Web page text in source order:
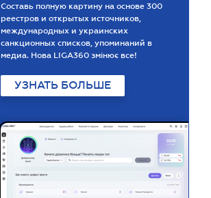
Составь полную картину на основе 300
реестров и открытых источников,
международных и украинских
санкционных списков, упоминаний в
медиа. Нова LIGA360 змінює все!
УЗНАТЬ БОЛЬШЕ